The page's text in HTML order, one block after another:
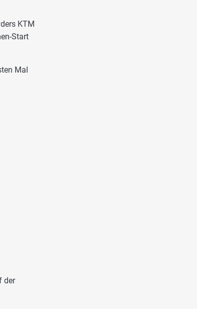
KTM
Start
Mal
der